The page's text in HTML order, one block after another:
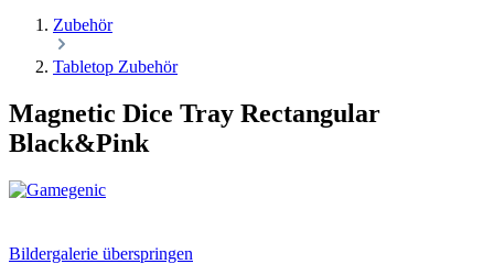
Zubehör
Tabletop Zubehör
Magnetic Dice Tray Rectangular
Black&Pink
Bildergalerie überspringen